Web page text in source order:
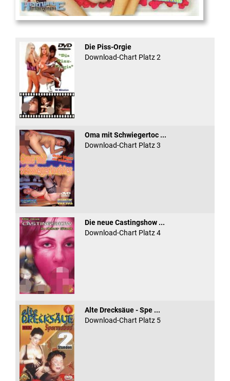
And Confused #8 - ...
Die Piss-Orgie
Download-Chart Platz 2
Oma mit Schwiegertoc ...
Download-Chart Platz 3
Die neue Castingshow ...
Download-Chart Platz 4
Alte Drecksäue - Spe ...
Download-Chart Platz 5